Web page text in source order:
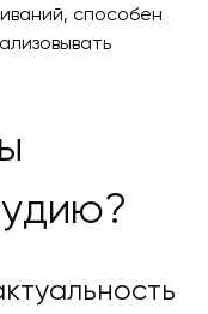
способен